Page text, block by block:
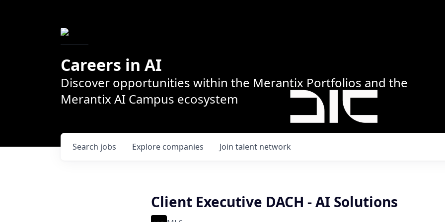
Careers in AI
Discover opportunities within the Merantix Portfolios and the
Merantix AI Campus ecosystem
Search jobs Explore companies Join talent network
Client Executive DACH - AI Solutions